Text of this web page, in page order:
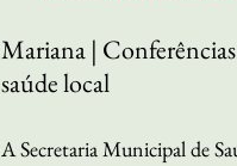
Mariana |
saúde local
A Secretaria Municipal de